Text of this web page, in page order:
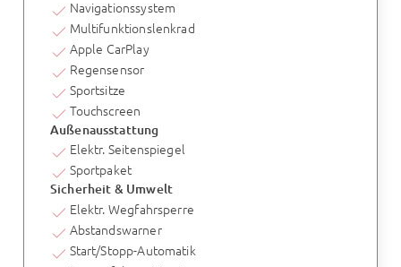
Navigationssystem
Multifunktionslenkrad
Apple CarPlay
Regensensor
Sportsitze
Touchscreen
Außenausstattung
Elektr. Seitenspiegel
Sportpaket
Sicherheit & Umwelt
Elektr. Wegfahrsperre
Abstandswarner
Start/Stopp-Automatik